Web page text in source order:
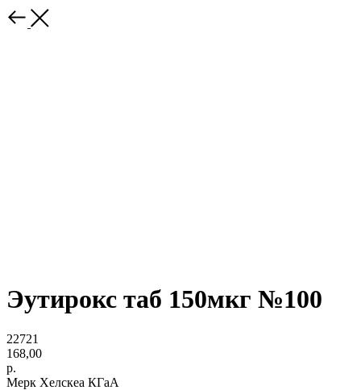
Эутирокс таб 150мкг №100
22721
168,00
р.
Мерк Хелскеа КГаА